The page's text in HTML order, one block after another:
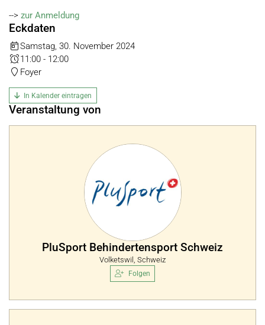
--> zur Anmeldung
Eckdaten
Samstag, 30. November 2024
11:00 - 12:00
Foyer
In Kalender eintragen
Veranstaltung von
PluSport Behindertensport Schweiz
Volketswil, Schweiz
Folgen